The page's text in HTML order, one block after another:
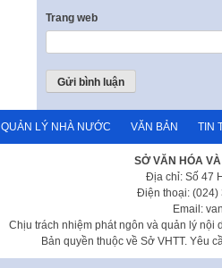
Trang web
QUẢN LÝ NHÀ NƯỚC VĂN BẢN TIN
SỞ VĂN HÓA
Địa chỉ: Số 47
Điện thoại: (024)
Email:
Chịu trách nhiệm phát ngôn và quản lý nội
Bản quyền thuộc về Sở VHTT. Yêu